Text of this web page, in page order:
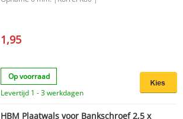
worden. Afmetingen per vel: 230 x 280 mm.
1,95
Op voorraad
Levertijd 1 - 3 werkdagen
HBM Plaatwals voor Bankschroef 2,5 x